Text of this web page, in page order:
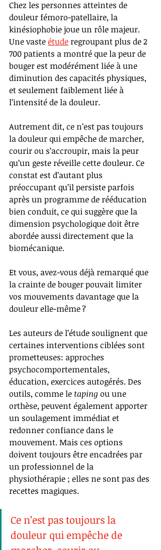
Chez les personnes atteintes de
douleur fémoro-patellaire, la
kinésiophobie joue un rôle majeur.
Une vaste étude regroupant plus de 2
700 patients a montré que la peur de
bouger est modérément liée à une
diminution des capacités physiques,
et seulement faiblement liée à
l’intensité de la douleur.
Autrement dit, ce n’est pas toujours
la douleur qui empêche de marcher,
courir ou s’accroupir, mais la peur
qu’un geste réveille cette douleur. Ce
constat est d’autant plus
préoccupant qu’il persiste parfois
après un programme de rééducation
bien conduit, ce qui suggère que la
dimension psychologique doit être
abordée aussi directement que la
biomécanique.
Et vous, avez-vous déjà remarqué que
la crainte de bouger pouvait limiter
vos mouvements davantage que la
douleur elle-même ?
Les auteurs de l’étude soulignent que
certaines interventions ciblées sont
prometteuses: approches
psychocomportementales,
éducation, exercices autogérés. Des
outils, comme le taping ou une
orthèse, peuvent également apporter
un soulagement immédiat et
redonner confiance dans le
mouvement. Mais ces options
doivent toujours être encadrées par
un professionnel de la
physiothérapie ; elles ne sont pas des
recettes magiques.
Ce n’est pas toujours la
douleur qui empêche de